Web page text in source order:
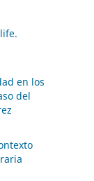
en los
del